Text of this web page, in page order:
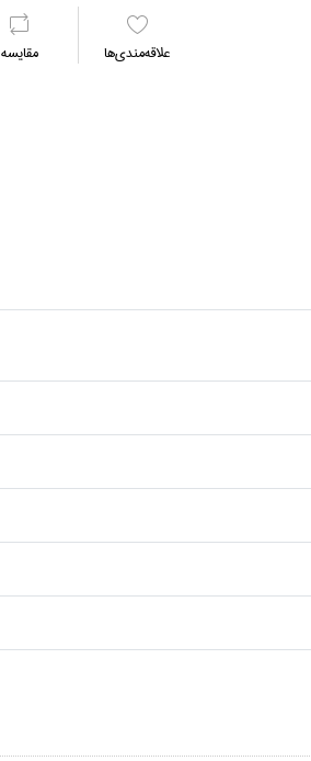
علاقه‌مندي‌ها مقايسه